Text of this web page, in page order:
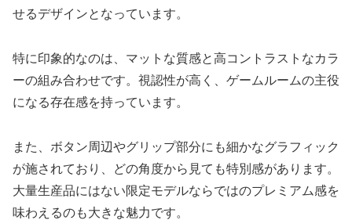
せるデザインとなっています。
特に印象的なのは、マットな質感と高コントラストなカラ
ーの組み合わせです。視認性が高く、ゲームルームの主役
になる存在感を持っています。
また、ボタン周辺やグリップ部分にも細かなグラフィック
が施されており、どの角度から見ても特別感があります。
大量生産品にはない限定モデルならではのプレミアム感を
味わえるのも大きな魅力です。